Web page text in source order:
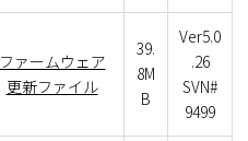
ファームウェア
更新ファイル
39.
8M
B
Ver5.0
.26
SVN#
9499